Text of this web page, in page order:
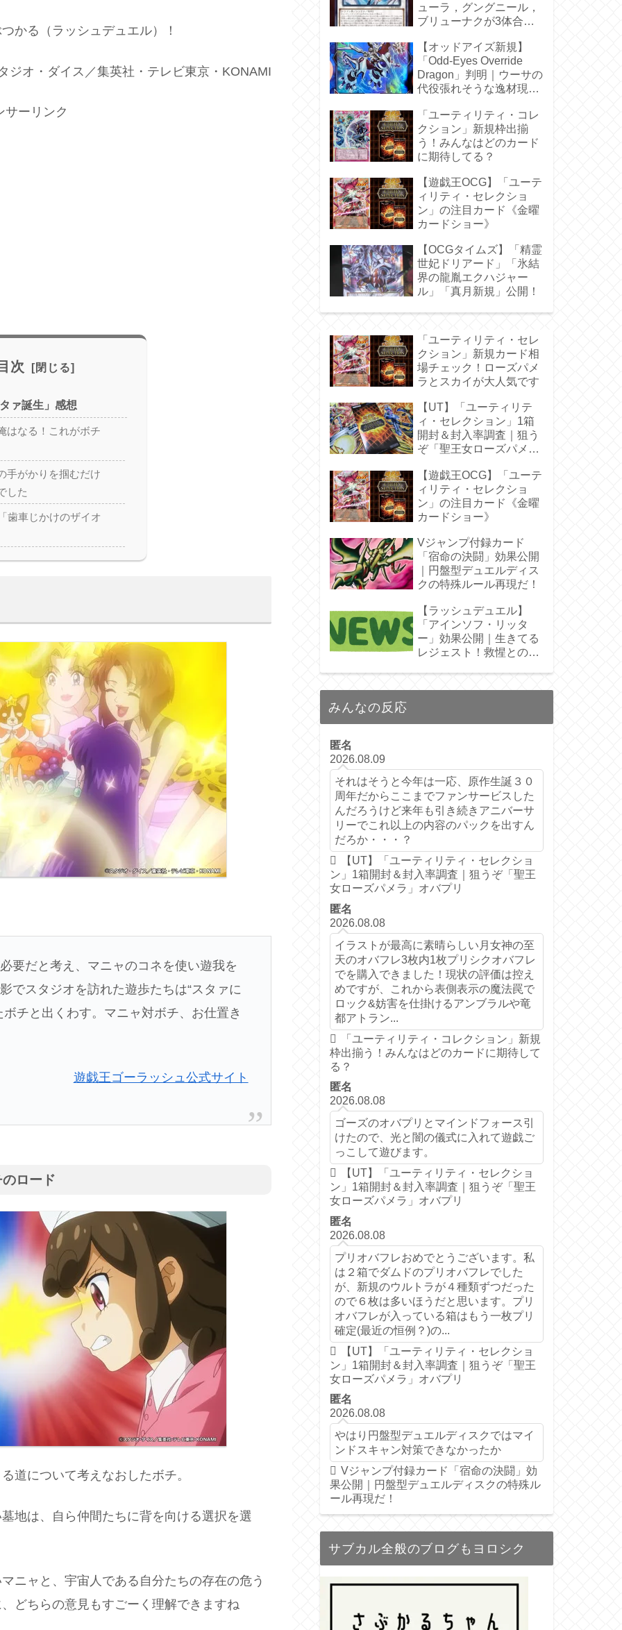
る（ラッシュデュエル）！
ジオ・ダイス／集英社・テレビ東京・KONAMI
サーリンク
次
ァ誕生」感想
はなる！これがボチ
手がかりを掴むだけ
した
歯車じかけのザイオ
要だと考え、マニャのコネを使い遊我を
でスタジオを訪れた遊歩たちは“スタァに
チと出くわす。マニャ対ボチ、お仕置き
遊戯王ゴーラッシュ公式サイト
ロード
道について考えなおしたボチ。
地は、自ら仲間たちに背を向ける選択を選
ニャと、宇宙人である自分たちの存在の危う
どちらの意見もすごーく理解できますね
ューラ，グングニール，
ブリューナクが3体合
【オッドアイズ新規】
「Odd-Eyes Override
Dragon」判明｜ウーサの
代役張れそうな逸材現
「ユーティリティ・コレ
クション」新規枠出揃
う！みんなはどのカード
に期待してる？
【遊戯王OCG】「ユーテ
ィリティ・セレクショ
ン」の注目カード《金曜
カードショー》
【OCGタイムズ】「精霊
世妃ドリアード」「氷結
界の龍胤エクハジャー
ル」「真月新規」公開！
「ユーティリティ・セレ
クション」新規カード相
場チェック！ローズパメ
ラとスカイが大人気です
【UT】「ユーティリテ
ィ・セレクション」1箱
開封＆封入率調査｜狙う
ぞ「聖王女ローズパメ
【遊戯王OCG】「ユーテ
ィリティ・セレクショ
ン」の注目カード《金曜
カードショー》
Vジャンプ付録カード
「宿命の決闘」効果公開
｜円盤型デュエルディス
クの特殊ルール再現だ！
【ラッシュデュエル】
「アインソフ・リッタ
ー」効果公開｜生きてる
レジェスト！救惺との相
みんなの反応
匿名
2026.08.09
それはそうと今年は一応、原作生誕３０
周年だからここまでファンサービスした
んだろうけど来年も引き続きアニバーサ
リーでこれ以上の内容のパックを出すん
だろか・・・？
【UT】「ユーティリティ・セレクショ
ン」1箱開封＆封入率調査｜狙うぞ「聖王
女ローズパメラ」オバプリ
匿名
2026.08.08
イラストが最高に素晴らしい月女神の至
天のオバフレ3枚内1枚プリシクオバフレ
でを購入できました！現状の評価は控え
めですが、これから表側表示の魔法罠で
ロック&妨害を仕掛けるアンブラルや竜
都アトラン...
「ユーティリティ・コレクション」新規
枠出揃う！みんなはどのカードに期待して
る？
匿名
2026.08.08
ゴーズのオバプリとマインドフォース引
けたので、光と闇の儀式に入れて遊戯ご
っこして遊びます。
【UT】「ユーティリティ・セレクショ
ン」1箱開封＆封入率調査｜狙うぞ「聖王
女ローズパメラ」オバプリ
匿名
2026.08.08
プリオバフレおめでとうございます。私
は２箱でダムドのプリオバフレでした
が、新規のウルトラが４種類ずつだった
ので６枚は多いほうだと思います。プリ
オバフレが入っている箱はもう一枚プリ
確定(最近の恒例？)の...
【UT】「ユーティリティ・セレクショ
ン」1箱開封＆封入率調査｜狙うぞ「聖王
女ローズパメラ」オバプリ
匿名
2026.08.08
やはり円盤型デュエルディスクではマイ
ンドスキャン対策できなかったか
Vジャンプ付録カード「宿命の決闘」効
果公開｜円盤型デュエルディスクの特殊ル
ール再現だ！
サブカル全般のブログもヨロシク